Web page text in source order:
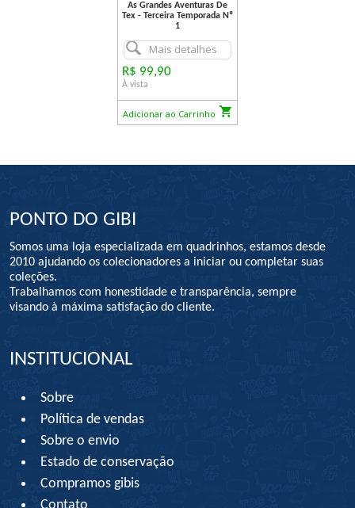
As Grandes Aventuras De
Tex - Terceira Temporada Nº
1
Mais detalhes
R$ 99,90
À vista
Adicionar ao Carrinho
PONTO DO GIBI
Somos uma loja especializada em quadrinhos, estamos desde
2010 ajudando os colecionadores a iniciar ou completar suas
coleções.
Trabalhamos com honestidade e transparência, sempre
visando à máxima satisfação do cliente.
INSTITUCIONAL
Sobre
Política de vendas
Sobre o envio
Estado de conservação
Compramos gibis